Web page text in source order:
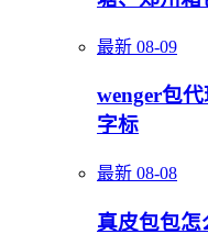
最新 08-09
wenger包
字标
最新 08-08
真皮包包